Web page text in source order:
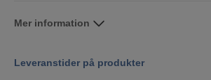
Mer information
Leveranstider på produkter